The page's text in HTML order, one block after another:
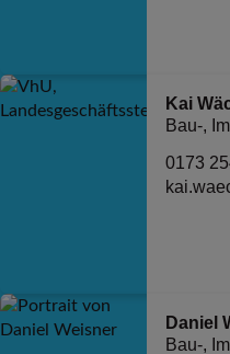
Kai
Bau-,
0173
Daniel
Bau-,